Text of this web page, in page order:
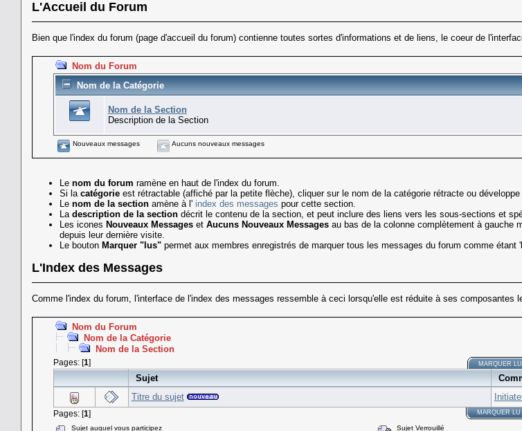
L'Accueil du Forum
Bien que l'index du forum (page d'accueil du forum) contienne toutes sortes d'informations et de liens, le coeur de
Nom du Forum
Nom de la Catégorie
Nom de la Section
Description de la Section
Nouveaux messages Aucuns nouveaux messages
Le nom du forum ramène en haut de l'index du forum.
Si la catégorieest rétractable (affiché par la petite flèche), cliquer sur le nom de la catégorie rétracte ou développe
Le nom de la sectionamène à l' index des messages pour cette section.
La description de la sectiondécrit le contenu de la section, et peut inclure des liens vers les sous-sections et
Les icones Nouveaux Messageset Aucuns Nouveaux Messagesau bas de la colonne complètement à gauche
depuis leur dernière visite.
Le bouton Marquer "lus"permet aux membres enregistrés de marquer tous les messages du forum comme étant
L'Index des Messages
Comme l'index du forum, l'interface de l'index des messages ressemble à ceci lorsqu'elle est réduite à ses composantes
Nom du Forum
Nom de la Catégorie
Nom de la Section
Pages: [1] MARQUER LU
Sujet
Titre du sujet
Pages: [1] MARQUER LU
Sujet auquel vous participez
Sujet Verrouillé